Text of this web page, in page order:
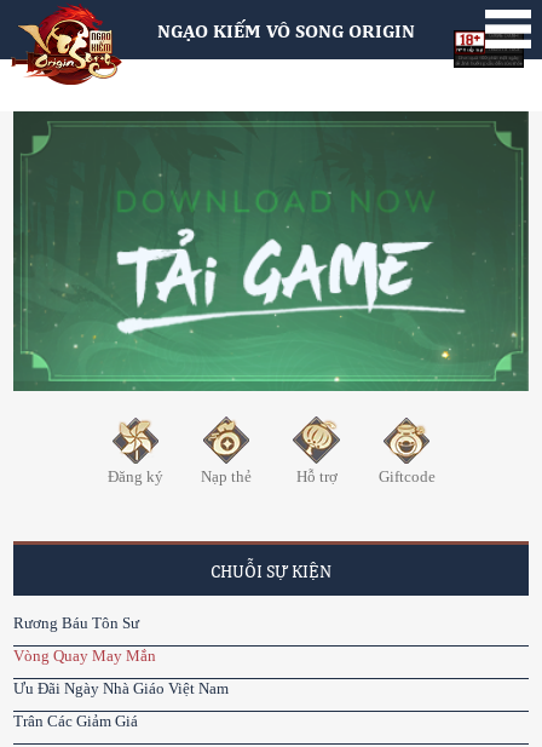
NGẠO KIẾM VÔ SONG ORIGIN
Đăng ký Nạp thẻ Hỗ trợ Giftcode
CHUỖI SỰ KIỆN
Rương Báu Tôn Sư
Vòng Quay May Mắn
Ưu Đãi Ngày Nhà Giáo Việt Nam
Trân Các Giảm Giá